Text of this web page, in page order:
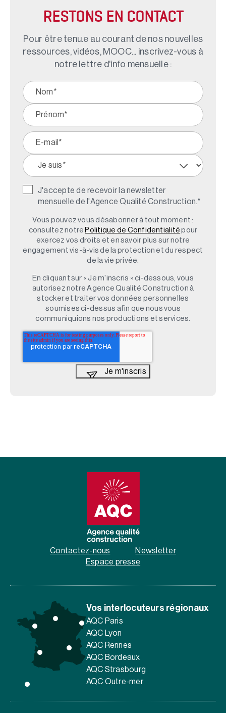
RESTONS EN CONTACT
Pour être tenu.e au courant de nos nouvelles
ressources, vidéos, MOOC... inscrivez-vous à
notre lettre d'info mensuelle :
J'accepte de recevoir la newsletter
mensuelle de l'Agence Qualité Construction. *
Vous pouvez vous désabonner à tout moment :
consultez notre Politique de Confidentialité pour
exercez vos droits et en savoir plus sur notre
engagement vis-à-vis de la protection et du respect
de la vie privée.
En cliquant sur « Je m'inscris » ci-dessous, vous
autorisez notre Agence Qualité Construction à
stocker et traiter vos données personnelles
soumises ci-dessus afin que nous vous
communiquions nos productions et services.
Contactez-nous
Newsletter
Espace presse
Vos interlocuteurs régionaux
AQC Paris
AQC Lyon
AQC Rennes
AQC Bordeaux
AQC Strasbourg
AQC Outre-mer